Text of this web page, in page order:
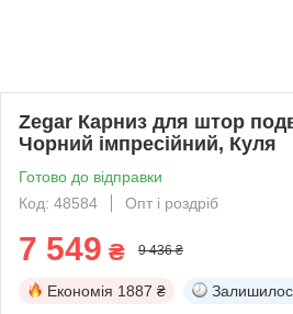
Zegar Карниз для штор
Чорний імпресійний, Куля
Готово до відправки
Код: 48584
Опт і роздріб
7 549 ₴ 9 436 ₴
Економія 1887 ₴